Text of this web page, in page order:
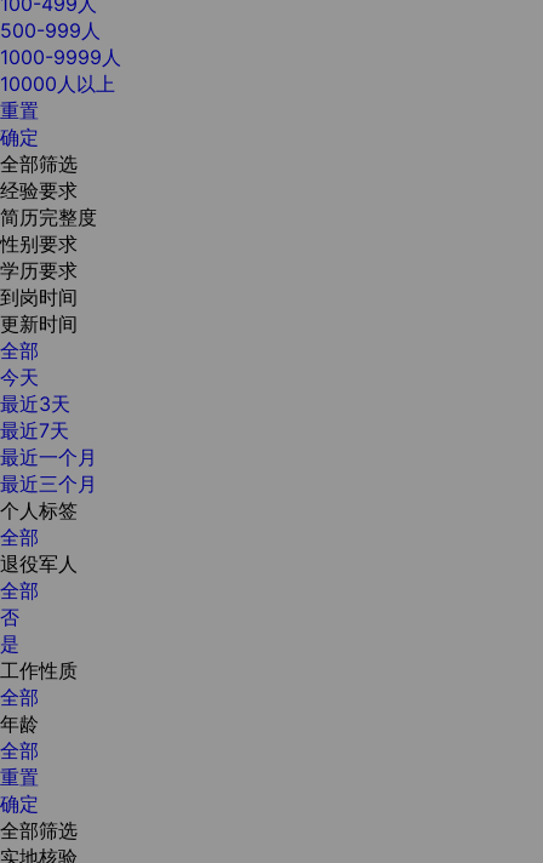
500-999人
1000-9999人
10000人以上
重置
确定
全部筛选
经验要求
简历完整度
性别要求
学历要求
到岗时间
更新时间
全部
今天
最近3天
最近7天
最近一个月
最近三个月
个人标签
全部
退役军人
全部
否
是
工作性质
全部
年龄
全部
重置
确定
全部筛选
实地核验